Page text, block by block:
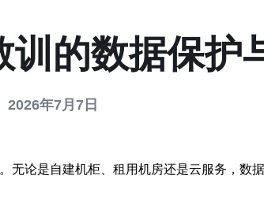
的数据保护
2026年7月7日
论是自建机柜、租用机房还是云服务，数